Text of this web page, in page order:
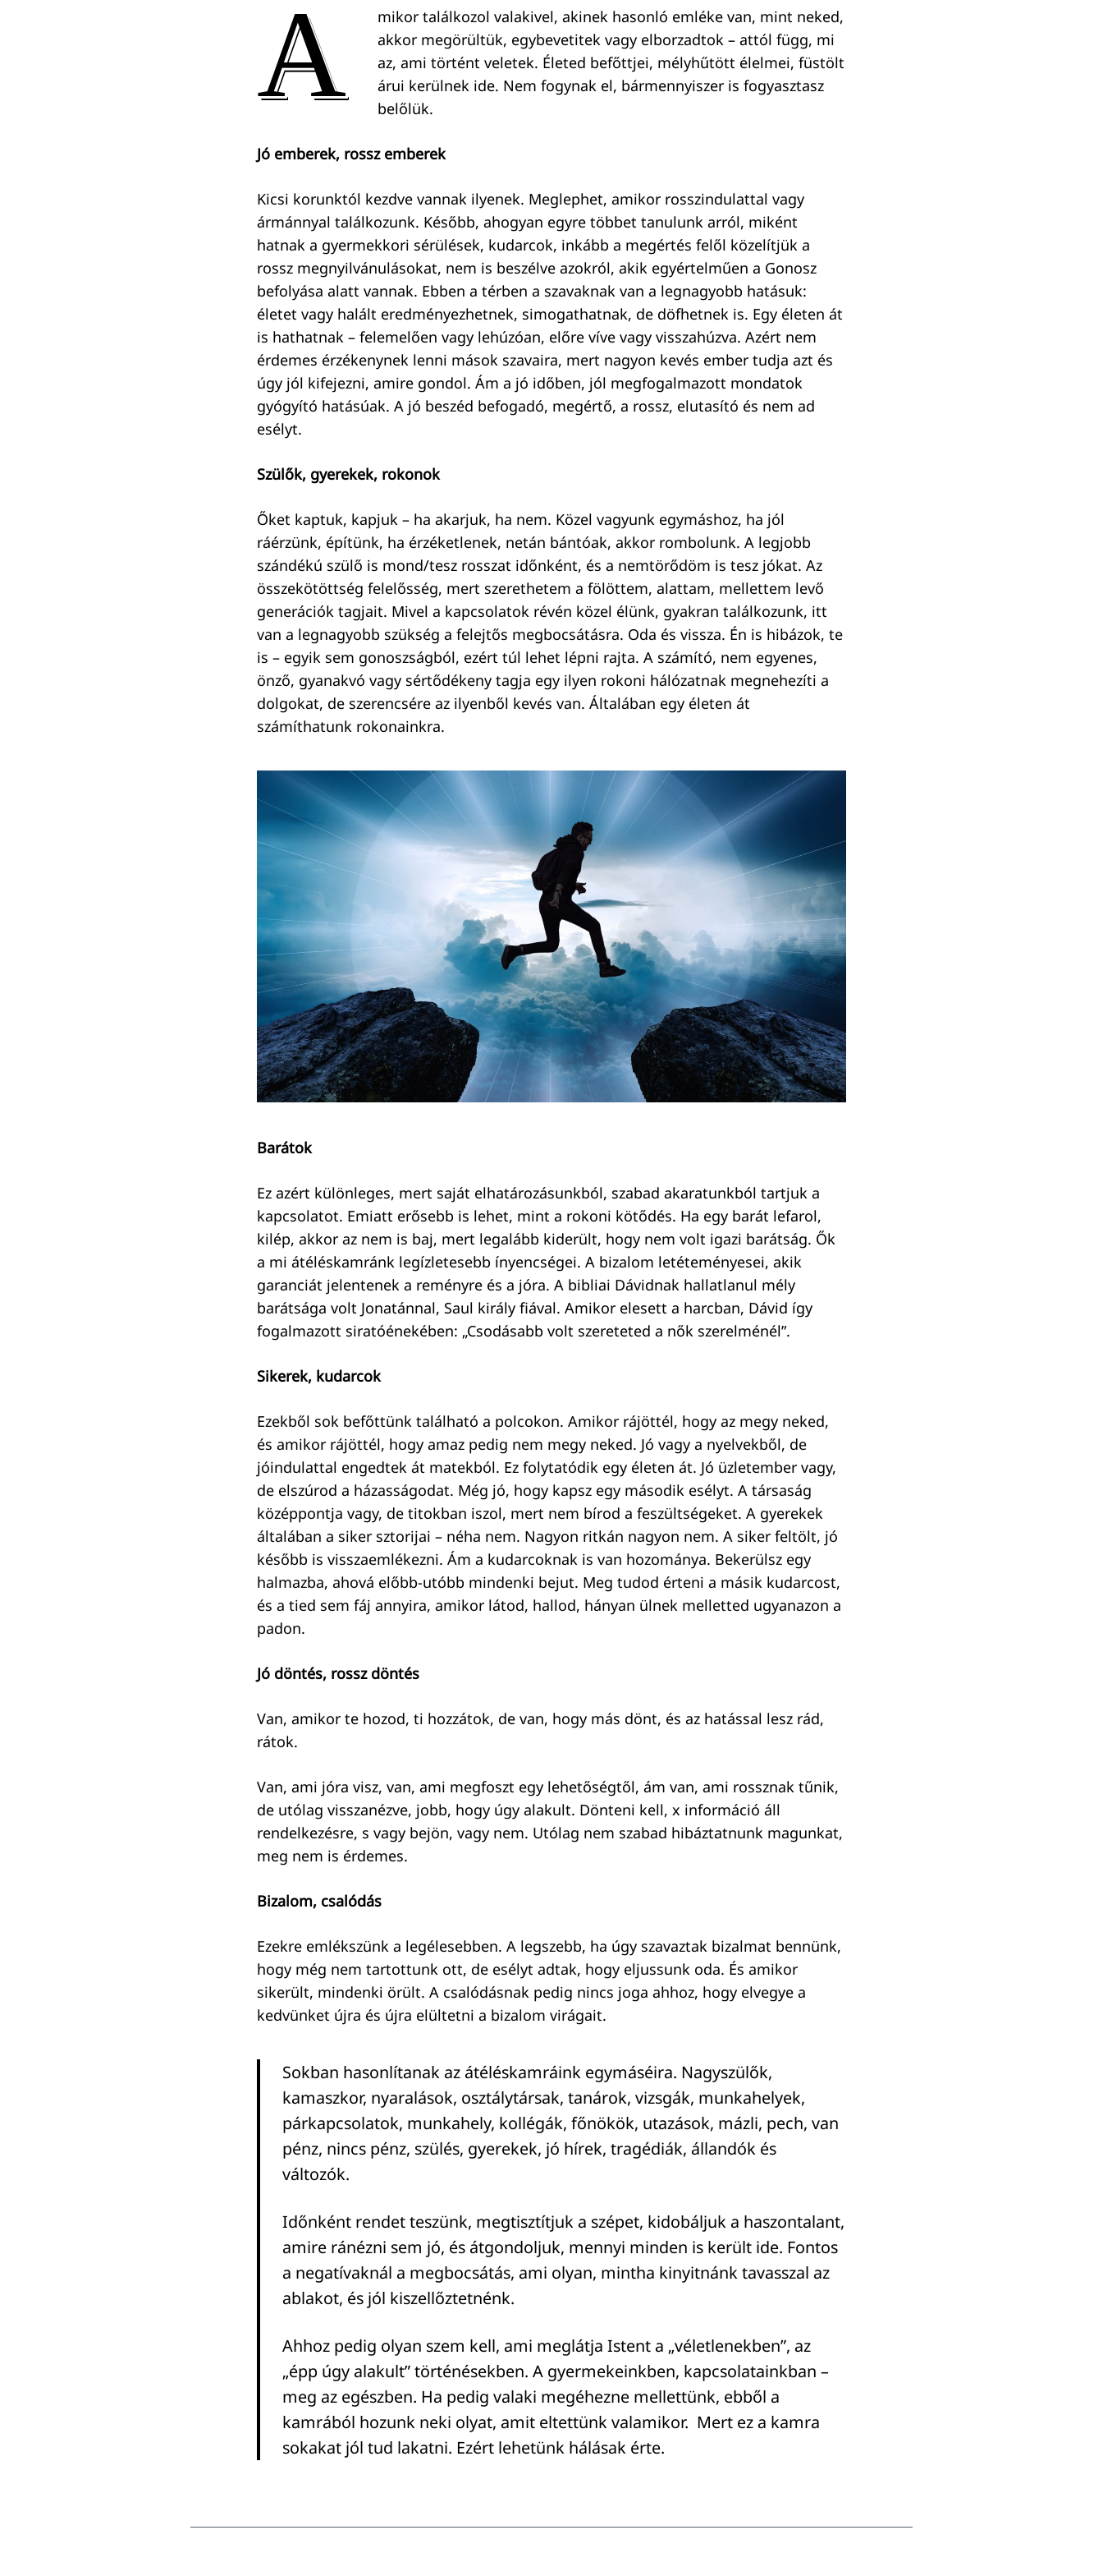
A
mikor találkozol valakivel, akinek hasonló emléke van, mint neked,
akkor megörültük, egybevetitek vagy elborzadtok – attól függ, mi
az, ami történt veletek. Életed befőttjei, mélyhűtött élelmei, füstölt
árui kerülnek ide. Nem fogynak el, bármennyiszer is fogyasztasz
belőlük.
Jó emberek, rossz emberek
Kicsi korunktól kezdve vannak ilyenek. Meglephet, amikor rosszindulattal vagy
ármánnyal találkozunk. Később, ahogyan egyre többet tanulunk arról, miként
hatnak a gyermekkori sérülések, kudarcok, inkább a megértés felől közelítjük a
rossz megnyilvánulásokat, nem is beszélve azokról, akik egyértelműen a Gonosz
befolyása alatt vannak. Ebben a térben a szavaknak van a legnagyobb hatásuk:
életet vagy halált eredményezhetnek, simogathatnak, de döfhetnek is. Egy életen át
is hathatnak – felemelően vagy lehúzóan, előre víve vagy visszahúzva. Azért nem
érdemes érzékenynek lenni mások szavaira, mert nagyon kevés ember tudja azt és
úgy jól kifejezni, amire gondol. Ám a jó időben, jól megfogalmazott mondatok
gyógyító hatásúak. A jó beszéd befogadó, megértő, a rossz, elutasító és nem ad
esélyt.
Szülők, gyerekek, rokonok
Őket kaptuk, kapjuk – ha akarjuk, ha nem. Közel vagyunk egymáshoz, ha jól
ráérzünk, építünk, ha érzéketlenek, netán bántóak, akkor rombolunk. A legjobb
szándékú szülő is mond/tesz rosszat időnként, és a nemtörődöm is tesz jókat. Az
összekötöttség felelősség, mert szerethetem a fölöttem, alattam, mellettem levő
generációk tagjait. Mivel a kapcsolatok révén közel élünk, gyakran találkozunk, itt
van a legnagyobb szükség a felejtős megbocsátásra. Oda és vissza. Én is hibázok, te
is – egyik sem gonoszságból, ezért túl lehet lépni rajta. A számító, nem egyenes,
önző, gyanakvó vagy sértődékeny tagja egy ilyen rokoni hálózatnak megnehezíti a
dolgokat, de szerencsére az ilyenből kevés van. Általában egy életen át
számíthatunk rokonainkra.
Barátok
Ez azért különleges, mert saját elhatározásunkból, szabad akaratunkból tartjuk a
kapcsolatot. Emiatt erősebb is lehet, mint a rokoni kötődés. Ha egy barát lefarol,
kilép, akkor az nem is baj, mert legalább kiderült, hogy nem volt igazi barátság. Ők
a mi átéléskamránk legízletesebb ínyencségei. A bizalom letéteményesei, akik
garanciát jelentenek a reményre és a jóra. A bibliai Dávidnak hallatlanul mély
barátsága volt Jonatánnal, Saul király fiával. Amikor elesett a harcban, Dávid így
fogalmazott siratóénekében: „Csodásabb volt szereteted a nők szerelménél”.
Sikerek, kudarcok
Ezekből sok befőttünk található a polcokon. Amikor rájöttél, hogy az megy neked,
és amikor rájöttél, hogy amaz pedig nem megy neked. Jó vagy a nyelvekből, de
jóindulattal engedtek át matekból. Ez folytatódik egy életen át. Jó üzletember vagy,
de elszúrod a házasságodat. Még jó, hogy kapsz egy második esélyt. A társaság
középpontja vagy, de titokban iszol, mert nem bírod a feszültségeket. A gyerekek
általában a siker sztorijai – néha nem. Nagyon ritkán nagyon nem. A siker feltölt, jó
később is visszaemlékezni. Ám a kudarcoknak is van hozománya. Bekerülsz egy
halmazba, ahová előbb-utóbb mindenki bejut. Meg tudod érteni a másik kudarcost,
és a tied sem fáj annyira, amikor látod, hallod, hányan ülnek melletted ugyanazon a
padon.
Jó döntés, rossz döntés
Van, amikor te hozod, ti hozzátok, de van, hogy más dönt, és az hatással lesz rád,
rátok.
Van, ami jóra visz, van, ami megfoszt egy lehetőségtől, ám van, ami rossznak tűnik,
de utólag visszanézve, jobb, hogy úgy alakult. Dönteni kell, x információ áll
rendelkezésre, s vagy bejön, vagy nem. Utólag nem szabad hibáztatnunk magunkat,
meg nem is érdemes.
Bizalom, csalódás
Ezekre emlékszünk a legélesebben. A legszebb, ha úgy szavaztak bizalmat bennünk,
hogy még nem tartottunk ott, de esélyt adtak, hogy eljussunk oda. És amikor
sikerült, mindenki örült. A csalódásnak pedig nincs joga ahhoz, hogy elvegye a
kedvünket újra és újra elültetni a bizalom virágait.
Sokban hasonlítanak az átéléskamráink egymáséira. Nagyszülők,
kamaszkor, nyaralások, osztálytársak, tanárok, vizsgák, munkahelyek,
párkapcsolatok, munkahely, kollégák, főnökök, utazások, mázli, pech, van
pénz, nincs pénz, szülés, gyerekek, jó hírek, tragédiák, állandók és
változók.
Időnként rendet teszünk, megtisztítjuk a szépet, kidobáljuk a haszontalant,
amire ránézni sem jó, és átgondoljuk, mennyi minden is került ide. Fontos
a negatívaknál a megbocsátás, ami olyan, mintha kinyitnánk tavasszal az
ablakot, és jól kiszellőztetnénk.
Ahhoz pedig olyan szem kell, ami meglátja Istent a „véletlenekben”, az
„épp úgy alakult” történésekben. A gyermekeinkben, kapcsolatainkban –
meg az egészben. Ha pedig valaki megéhezne mellettünk, ebből a
kamrából hozunk neki olyat, amit eltettünk valamikor. Mert ez a kamra
sokakat jól tud lakatni. Ezért lehetünk hálásak érte.